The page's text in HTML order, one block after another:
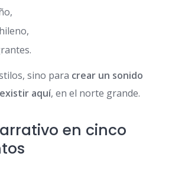
sino para crear un sonido
aquí, en el norte grande.
en cinco